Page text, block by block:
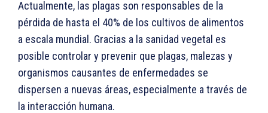
Actualmente, las plagas son responsables de la
pérdida de hasta el 40% de los cultivos de alimentos
a escala mundial. Gracias a la sanidad vegetal es
posible controlar y prevenir que plagas, malezas y
organismos causantes de enfermedades se
dispersen a nuevas áreas, especialmente a través de
la interacción humana.